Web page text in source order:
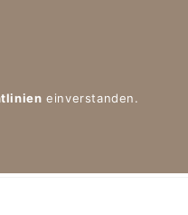
einverstanden.